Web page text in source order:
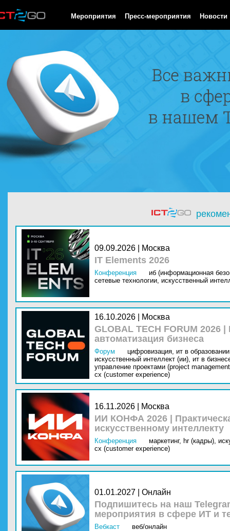
Мероприятия Пресс-мероприятия Новости
09.09.2026 | Москва
IT Elements 2026
Конференция
иб (информационная
сетевые технологии, искусственный
16.10.2026 | Москва
GLOBAL TECH FORUM
автоматизация бизнеса
Форум цифровизация, ит в
искусственный интеллект (ии), ит в
управление проектами (project
cx (customer experience)
16.11.2026 | Москва
ИИ КОНФА 2026 |
искусственному интеллекту
Конференция маркетинг, hr (кадры),
cx (customer experience)
01.01.2027 | Онлайн
Подпишитесь на наш
мероприятия в сфере ИТ и
Вебкаст веб/онлайн